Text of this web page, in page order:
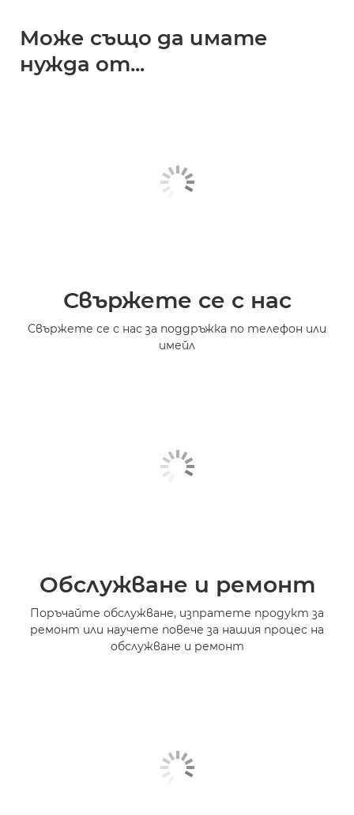
Може също да имате
нужда от...
Свържете се с нас
Свържете се с нас за поддръжка по телефон или
имейл
Обслужване и ремонт
Поръчайте обслужване, изпратете продукт за
ремонт или научете повече за нашия процес на
обслужване и ремонт